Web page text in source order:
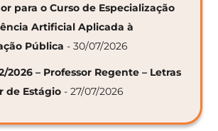
para o Curso de Especialização
Artificial Aplicada à
Pública - 30/07/2026
2026 – Professor Regente – Letras
de Estágio - 27/07/2026